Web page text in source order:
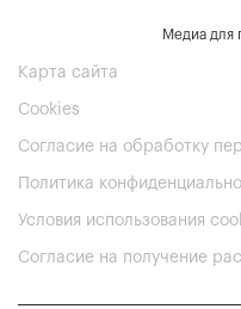
Медиа для
Карта сайта
Cookies
Согласие на обработку
Политика
Условия использования
Согласие на получение